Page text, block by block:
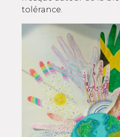
tolérance.